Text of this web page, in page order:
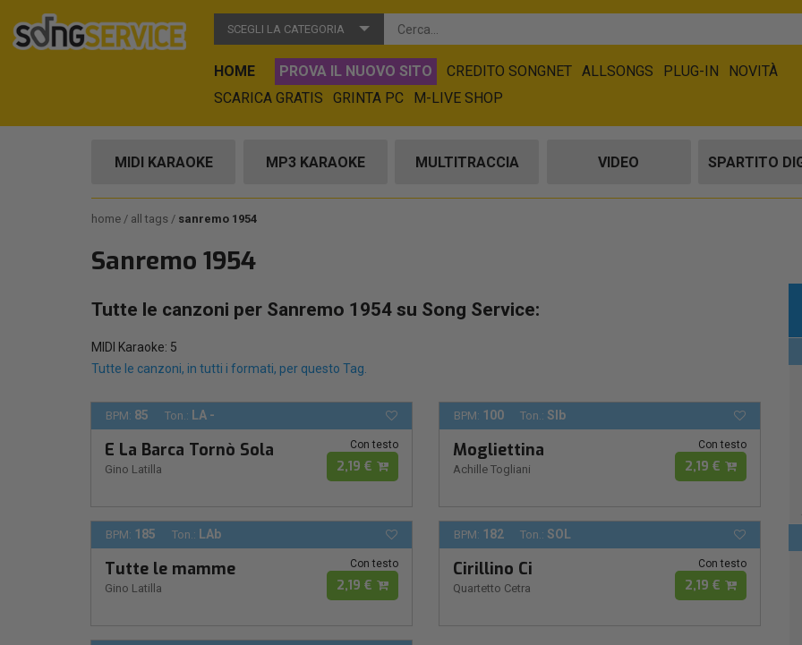
SCEGLI LA CATEGORIA
HOME PROVA IL NUOVO SITO CREDITO SONGNET ALLSONGS PLUG-IN
NOVITÀ
SCARICA GRATIS
GRINTA PC M-LIVE SHOP
MIDI KARAOKE MP3 KARAOKE MULTITRACCIA VIDEO SPARTITO
home all tags sanremo 1954
Sanremo 1954
Tutte le canzoni per Sanremo 1954 su Song Service:
MIDI Karaoke: 5
Tutte le canzoni, in tutti i formati, per questo Tag.
BPM: 85 Ton.: LA -
E La Barca Tornò Sola
Gino Latilla
Con testo
2,19 €
BPM: 100 Ton.: SIb
Mogliettina
Achille Togliani
Con testo
2,19 €
BPM: 185 Ton.: LAb
Tutte le mamme
Gino Latilla
Con testo
2,19 €
BPM: 182 Ton.: SOL
Cirillino Ci
Quartetto Cetra
Con testo
2,19 €